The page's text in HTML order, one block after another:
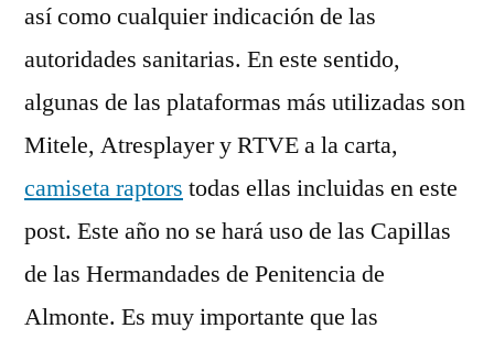
así como cualquier indicación de las
autoridades sanitarias. En este sentido,
algunas de las plataformas más utilizadas son
Mitele, Atresplayer y RTVE a la carta,
camiseta raptors todas ellas incluidas en este
post. Este año no se hará uso de las Capillas
de las Hermandades de Penitencia de
Almonte. Es muy importante que las